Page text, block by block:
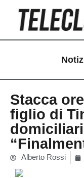
contenuto
Stacca
figlio di
Alberto Rossi